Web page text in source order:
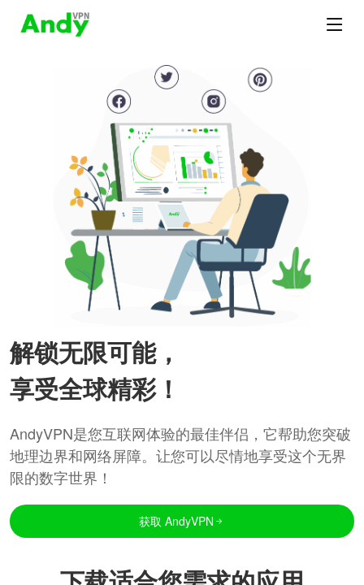
解锁无限可能，
享受全球精彩！
AndyVPN是您互联网体验的最佳伴侣，它帮助您突破
地理边界和网络屏障。让您可以尽情地享受这个无界
限的数字世界！
获取 AndyVPN